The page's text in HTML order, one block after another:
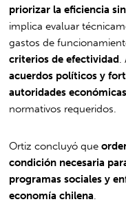
priorizar la eficiencia
implica evaluar
gastos de
criterios de efectividad
acuerdos políticos y
autoridades económicas
normativos requeridos.
Ortiz concluyó que
condición necesaria
programas sociales y
economía chilena